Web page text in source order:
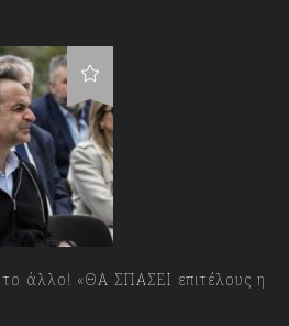
άλλο! «ΘΑ ΣΠΑΣΕΙ επιτέλους η